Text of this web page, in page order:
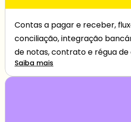
Contas a pagar e receber,
conciliação, integração
de notas, contrato e régua de
Saiba mais